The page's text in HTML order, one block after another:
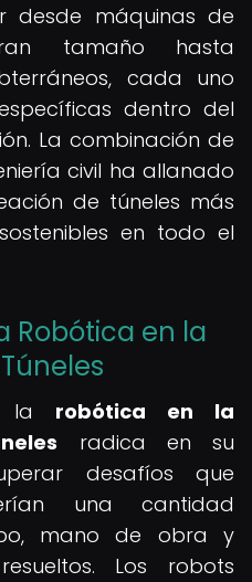
desde máquinas de
tamaño hasta
cada uno
dentro del
La combinación de
civil ha allanado
de túneles más
en todo el
Robótica en la
la robótica en la
radica en su
desafíos que
una cantidad
mano de obra y
Los robots